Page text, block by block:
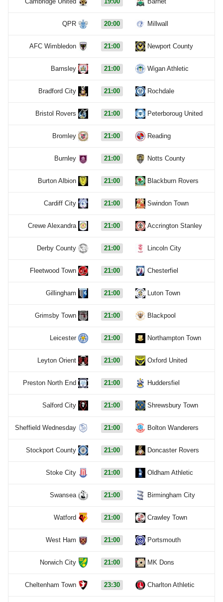
QPR 20:00 Millwall
AFC Wimbledon 21:00 Newport County
Barnsley 21:00 Wigan Athletic
Bradford City 21:00 Rochdale
Bristol Rovers 21:00 Peterboroug United
Bromley 21:00 Reading
Burnley 21:00 Notts County
Burton Albion 21:00 Blackburn Rovers
Cardiff City 21:00 Swindon Town
Crewe Alexandra 21:00 Accrington Stanley
Derby County 21:00 Lincoln City
Fleetwood Town 21:00 Chesterfiel
Gillingham 21:00 Luton Town
Grimsby Town 21:00 Blackpool
Leicester 21:00 Northampton Town
Leyton Orient 21:00 Oxford United
Preston North End 21:00 Huddersfiel
Salford City 21:00 Shrewsbury Town
Sheffield Wednesday 21:00 Bolton Wanderers
Stockport County 21:00 Doncaster Rovers
Stoke City 21:00 Oldham Athletic
Swansea 21:00 Birmingham City
Watford 21:00 Crawley Town
West Ham 21:00 Portsmouth
Norwich City 21:00 MK Dons
Cheltenham Town 23:30 Charlton Athletic